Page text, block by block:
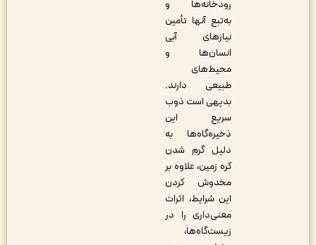
رودخانه‌ها و
به‌تبع آنها تأمین
نیازهای آبی
انسان‌ها و
محیط‌های
طبیعی دارند.
بدیهی است ذوب
سریع این
ذخیره‌گاه‌ها به
دلیل گرم شدن
کره زمین، علاوه بر
مخدوش کردن
این شرایط، اثرات
معنی‌داری را در
زیست‌گاه‌ها،